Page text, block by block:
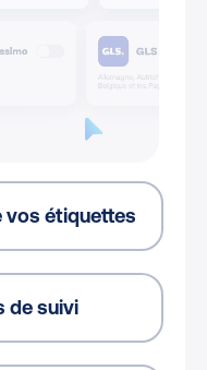
vos étiquettes
de suivi